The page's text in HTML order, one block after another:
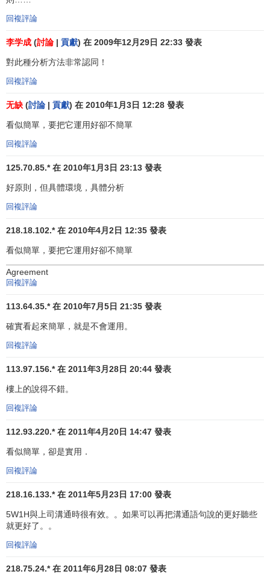
回複評論
李学成 (討論 | 貢獻) 在 2009年12月29日 22:33 發表
對此種分析方法非常認同！
回複評論
无缺 (討論 | 貢獻) 在 2010年1月3日 12:28 發表
看似簡單，要把它運用好卻不簡單
回複評論
125.70.85.* 在 2010年1月3日 23:13 發表
好原則，但具體環境，具體分析
回複評論
218.18.102.* 在 2010年4月2日 12:35 發表
看似簡單，要把它運用好卻不簡單
Agreement
回複評論
113.64.35.* 在 2010年7月5日 21:35 發表
確實看起來簡單，就是不會運用。
回複評論
113.97.156.* 在 2011年3月28日 20:44 發表
樓上的說得不錯。
回複評論
112.93.220.* 在 2011年4月20日 14:47 發表
看似簡單，卻是實用．
回複評論
218.16.133.* 在 2011年5月23日 17:00 發表
5W1H與上司溝通時很有效。。如果可以再把溝通語句說的更好聽些
就更好了。。
回複評論
218.75.24.* 在 2011年6月28日 08:07 發表